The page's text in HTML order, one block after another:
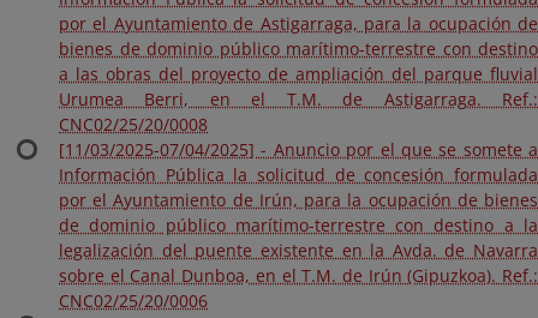
por el Ayuntamiento de Astigarraga, para la ocupación de
bienes de dominio público marítimo-terrestre con destino
a las obras del proyecto de ampliación del parque fluvial
Urumea Berri, en el T.M. de Astigarraga. Ref.:
CNC02/25/20/0008
[11/03/2025-07/04/2025] - Anuncio por el que se somete a
Información Pública la solicitud de concesión formulada
por el Ayuntamiento de Irún, para la ocupación de bienes
de dominio público marítimo-terrestre con destino a la
legalización del puente existente en la Avda. de Navarra
sobre el Canal Dunboa, en el T.M. de Irún (Gipuzkoa). Ref.:
CNC02/25/20/0006